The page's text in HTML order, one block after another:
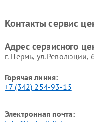
Indesit
Контакты сервис
Адрес сервисного
г. Пермь, ул. ​Революции,
Горячая линия:
+7 (342) 254-93-15
Электронная почта: